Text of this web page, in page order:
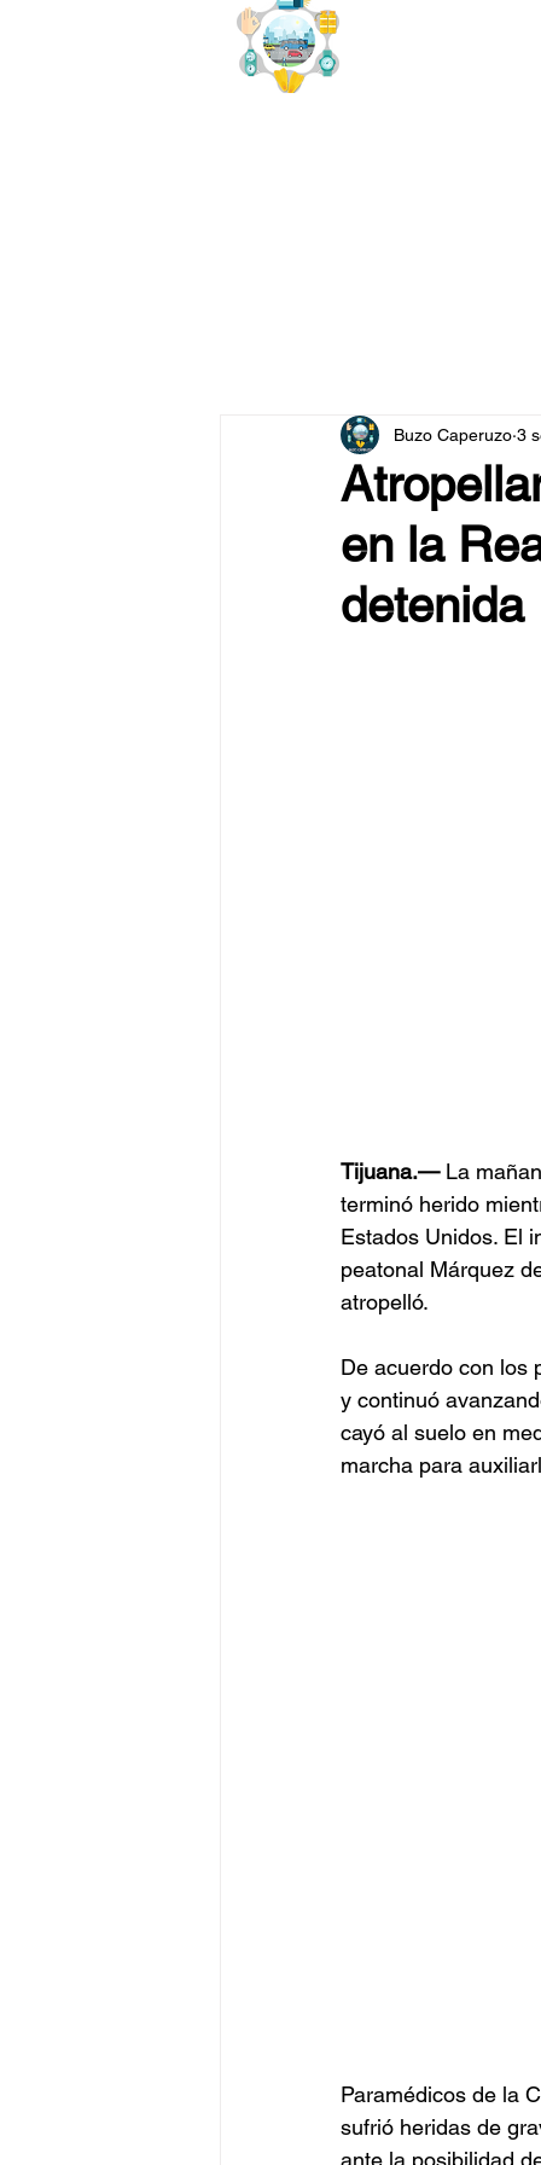
en la
detenida
Buzo Caperuzo 3
Tijuana.— La
terminó herido
Estados Unidos. El
peatonal Márquez
atropelló.
De acuerdo con los
y continuó
cayó al suelo en
marcha para
Paramédicos de la
sufrió heridas de
ante la posibilidad